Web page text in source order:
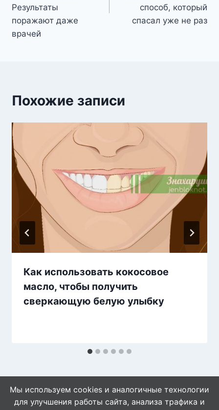
Результаты
поражают даже
врачей
способ, который
спасал уже не раз
Похожие записи
Как использовать кокосовое
масло, чтобы получить
сверкающую белую улыбку
Мы используем cookies и аналогичные технологии
для улучшения работы сайта, анализа трафика и